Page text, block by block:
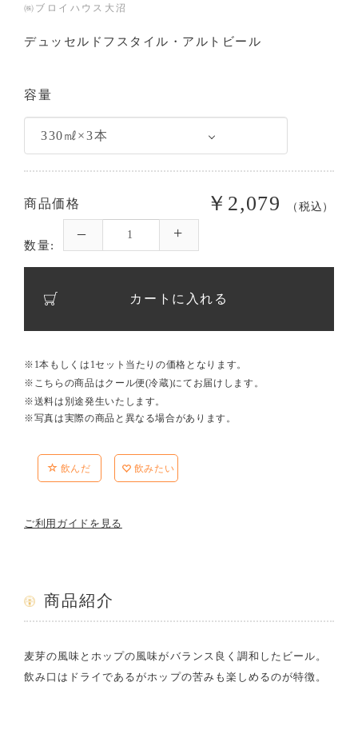
㈱ブロイハウス大沼
デュッセルドフスタイル・アルトビール
容量
商品価格 ￥2,079 （税込）
数量:
カートに入れる
※1本もしくは1セット当たりの価格となります。
※こちらの商品はクール便(冷蔵)にてお届けします。
※送料は別途発生いたします。
※写真は実際の商品と異なる場合があります。
飲んだ 飲みたい
ご利用ガイドを見る
商品紹介
麦芽の風味とホップの風味がバランス良く調和したビール。
飲み口はドライであるがホップの苦みも楽しめるのが特徴。